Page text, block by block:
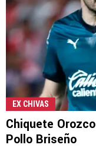
EX CHIVAS
Chiquete
Pollo Briseño